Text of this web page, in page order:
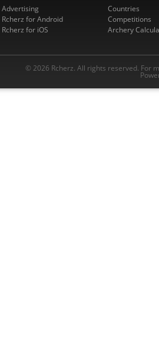
Advertising
Rcherz for Android
Rcherz for iOS
Countries
Competitions
Archery
© 2026 Rcherz. All rights reserved. For